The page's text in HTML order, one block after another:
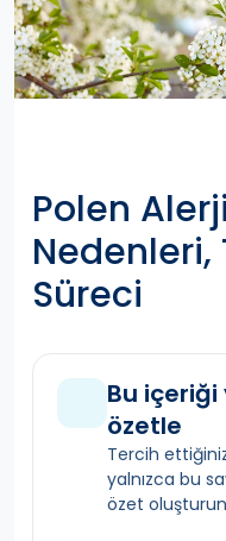
Polen
Nedenleri,
Süreci
Bu
özetle
Tercih
yalnızca bu
özet